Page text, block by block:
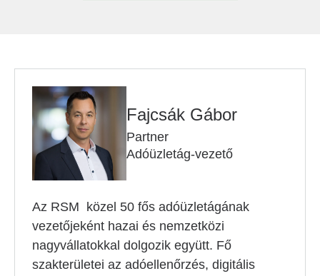
Fajcsák Gábor
Partner
Adóüzletág-vezető
Az RSM közel 50 fős adóüzletágának
vezetőjeként hazai és nemzetközi
nagyvállatokkal dolgozik együtt. Fő
szakterületei az adóellenőrzés, digitális